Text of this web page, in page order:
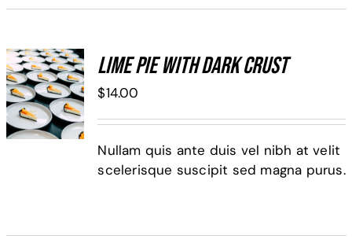
ADD TO
CART
/
DETALLES
Lime Pie With Dark Crust
$14.00
Nullam quis ante duis vel nibh at velit
scelerisque suscipit sed magna purus.